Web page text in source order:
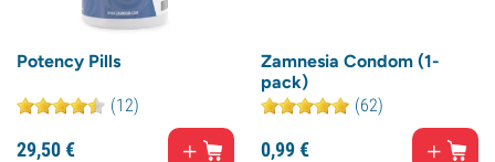
Potency Pills
(12)
29,50€
Zamnesia Condom (1-
pack)
(62)
0,99€